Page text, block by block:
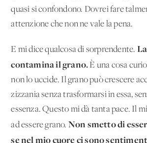
quasi si confondono. Dovrei fare
attenzione che non ne vale la pena.
E mi dice qualcosa di sorprendente.
contamina il grano.È una cosa
non lo uccide. Il grano può crescere
zizzania senza trasformarsi in essa,
essenza. Questo mi dà tanta pace. Il
ad essere grano. Non smetto di
se nel mio cuore ci sono